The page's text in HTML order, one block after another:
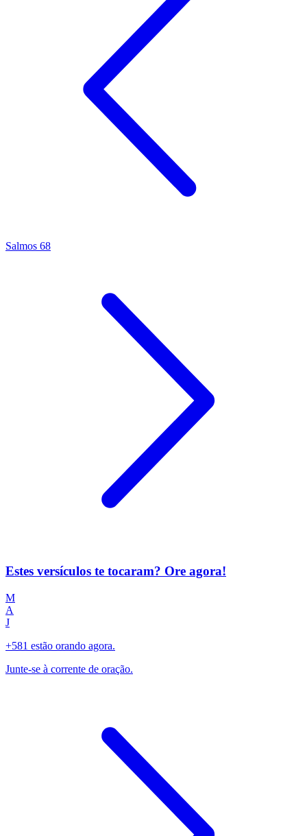
Salmos 68
Estes versículos te tocaram? Ore agora!
M
A
J
+581 estão orando agora.
Junte-se à corrente de oração.